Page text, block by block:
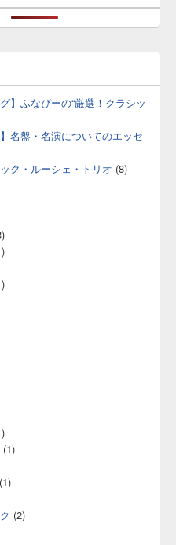
】ふなぴーの“厳選！クラシッ
】名盤・名演についてのエッセ
ク・ルーシェ・トリオ (8)
(1)
(1)
(2)